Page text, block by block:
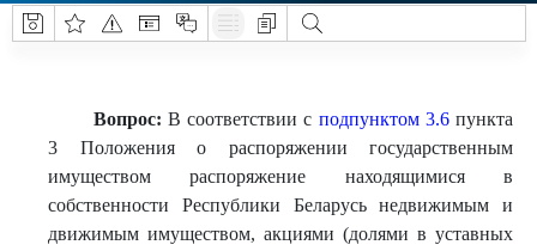
Вопрос: В соответствии с подпунктом 3.6пункта
3 Положения о распоряжении государственным
имуществом распоряжение находящимися в
собственности Республики Беларусь недвижимым и
движимым имуществом, акциями (долями в уставных